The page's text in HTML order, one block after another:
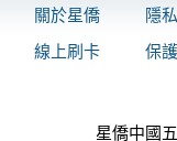
關於星僑 隱
線上刷卡
保
星僑中國